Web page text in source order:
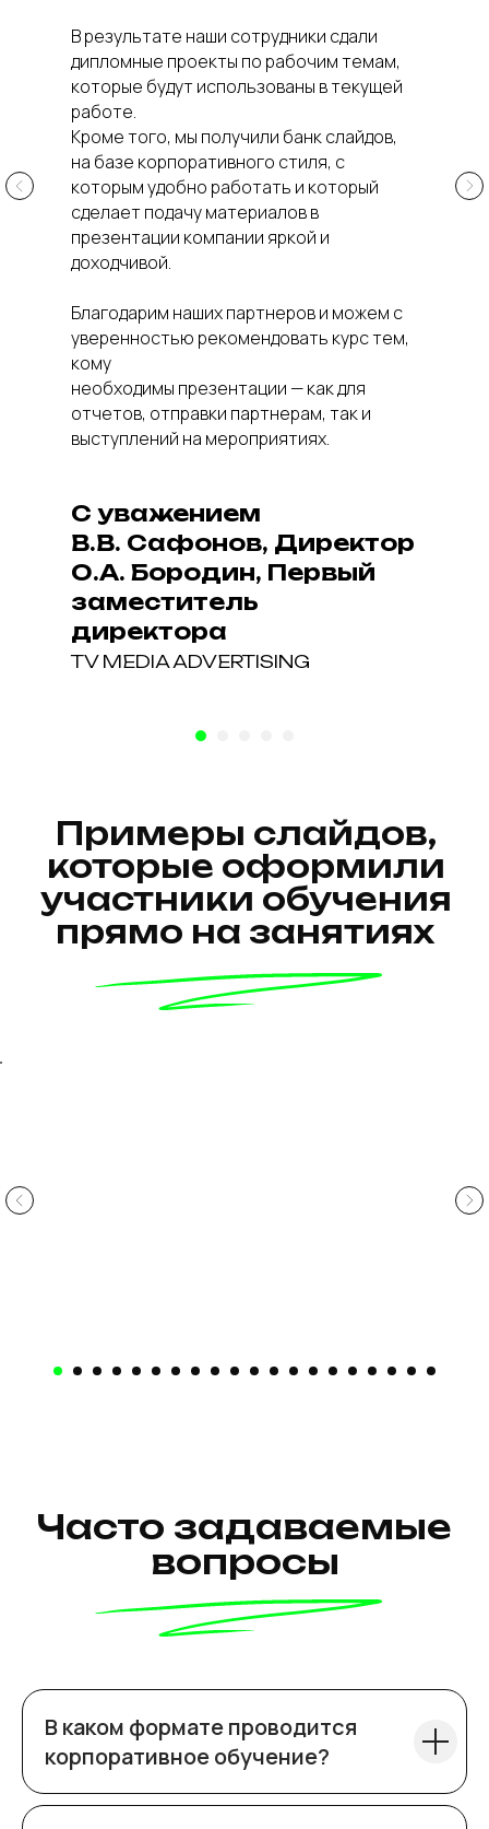
В результате наши сотрудники сдали
дипломные проекты по рабочим темам,
которые будут использованы в текущей
работе.
Кроме того, мы получили банк слайдов,
на базе корпоративного стиля, с
которым удобно работать и который
сделает подачу материалов в
презентации компании яркой и
доходчивой.
Благодарим наших партнеров и можем с
уверенностью рекомендовать курс тем,
кому
необходимы презентации — как для
отчетов, отправки партнерам, так и
выступлений на мероприятиях.
С уважением
В.В. Сафонов, Директор
О.А. Бородин, Первый
заместитель
директора
TV MEDIA ADVERTISING
Часто задаваемые
вопросы
В каком формате проводится
корпоративное обучение?
+7 701 208 16 84
Наши
контакты